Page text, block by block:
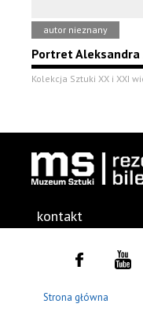
autor nieznany
Portret
Kolekcja Sztuki XX i XXI
kontakt
Strona główna